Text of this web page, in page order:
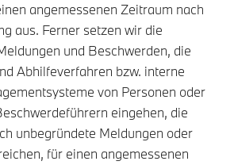
angemessenen Zeitraum nach
aus. Ferner setzen wir die
und Beschwerden, die
Abhilfeverfahren bzw. interne
von Personen oder
eingehen, die
unbegründete Meldungen oder
für einen angemessenen